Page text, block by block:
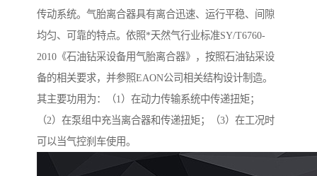
传动系统。气胎离合器具有离合迅速、运行平稳、间隙
均匀、可靠的特点。依照*天然气行业标准SY/T6760-
2010《石油钻采设备用气胎离合器》，按照石油钻采设
备的相关要求，并参照EAON公司相关结构设计制造。
其主要功用为：（1）在动力传输系统中传递扭矩；
（2）在泵组中充当离合器和传递扭矩；（3）在工况时
可以当气控刹车使用。